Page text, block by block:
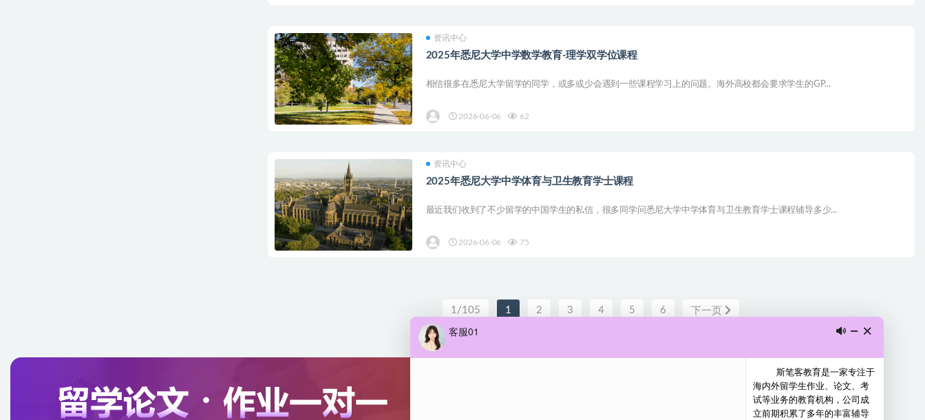
资讯中心
2025年悉尼大学中学数学教育-理学双学位课程
相信很多在悉尼大学留学的同学，或多或少会遇到一些课程学习上的问题。海外高校都会要求学生的GP...
2026-06-06 62
资讯中心
2025年悉尼大学中学体育与卫生教育学士课程
最近我们收到了不少留学的中国学生的私信，很多同学问悉尼大学中学体育与卫生教育学士课程辅导多少...
2026-06-06 75
1/105 1 2 3 4 5 6 下一页